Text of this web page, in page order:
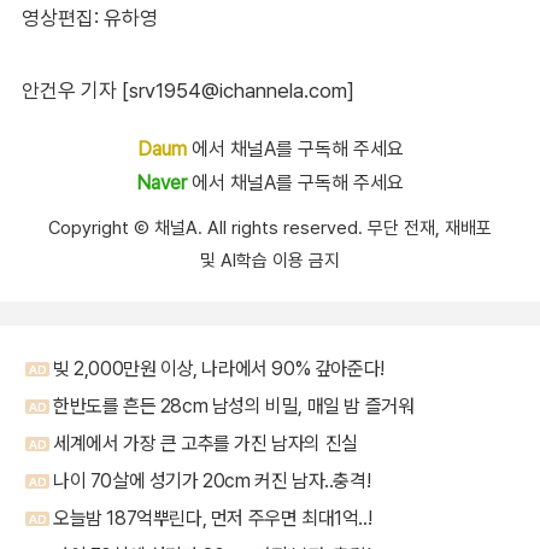
영상편집: 유하영
안건우 기자 [srv1954@ichannela.com]
Daum에서 채널A를 구독해 주세요
Naver에서 채널A를 구독해 주세요
Copyright Ⓒ 채널A. All rights reserved. 무단 전재, 재배포
및 AI학습 이용 금지